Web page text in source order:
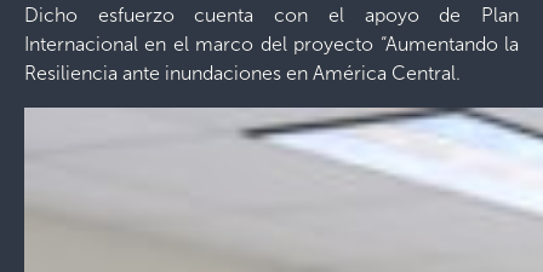
Dicho esfuerzo cuenta con el apoyo de Plan
Internacional en el marco del proyecto “Aumentando la
Resiliencia ante inundaciones en América Central.